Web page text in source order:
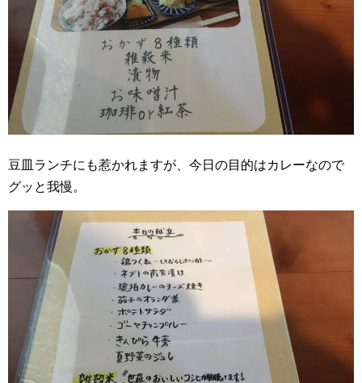
豆皿ランチにも惹かれますが、今日の目的はカレーなので
グッと我慢。